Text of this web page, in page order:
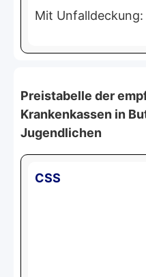
Mit Unfalldeckung:
Preistabelle der
Krankenkassen in
Jugendlichen
CSS